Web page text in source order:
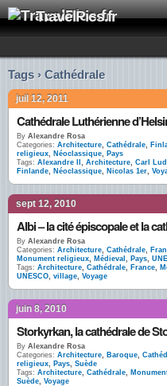
TravelPics.fr
Tags › Cathédrale
juil 12, 2011
By Alexandre Rosa
Categories: Architecture, Cathédrale,
religieux, Néoclassique, Pays
Tags: Alexandre II , Architecture, Carl
Finlande, Néoclassique, Nicolas 1er,
sept 12, 2010
By Alexandre Rosa
Categories: Architecture, Cathédrale,
Monument religieux, Médieval , Pays,
Tags: Architecture, Cathédrale, France,
UNESCO, village, Voyage
juin 8, 2010
By Alexandre Rosa
Categories: Architecture, Baroque,
religieux, Pays, Suède
Tags: Architecture, Cathédrale,
Suède, Voyage